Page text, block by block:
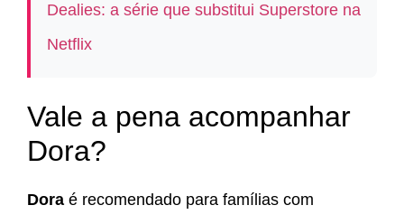
Dealies: a série que substitui Superstore na
Netflix
Vale a pena acompanhar
Dora?
Dora é recomendado para famílias com